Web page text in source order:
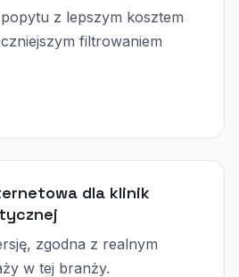
z lepszym kosztem
filtrowaniem
dla klinik
zgodna z realnym
w tej branży.